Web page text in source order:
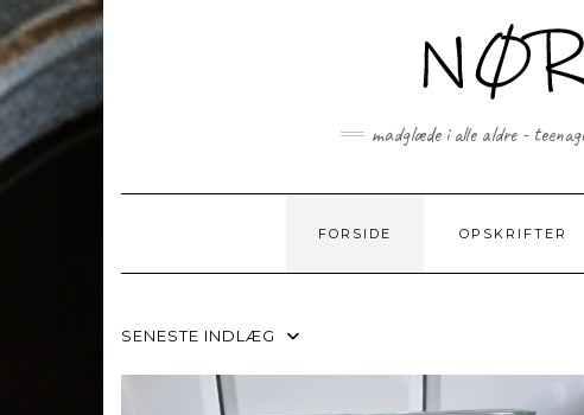
to
content
madglæde i alle aldre -
FORSIDE OPSKRIFTER
SENESTE INDLÆG